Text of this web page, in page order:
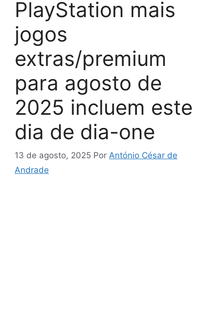
PlayStation mais
jogos
extras/premium
para agosto de
2025 incluem este
dia de dia-one
13 de agosto, 2025 Por António César de
Andrade